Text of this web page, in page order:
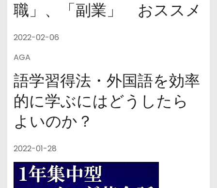
職」、「副業」 おススメ
2022-02-06
AGA
語学習得法・外国語を効率
的に学ぶにはどうしたら
よいのか？
2022-01-28